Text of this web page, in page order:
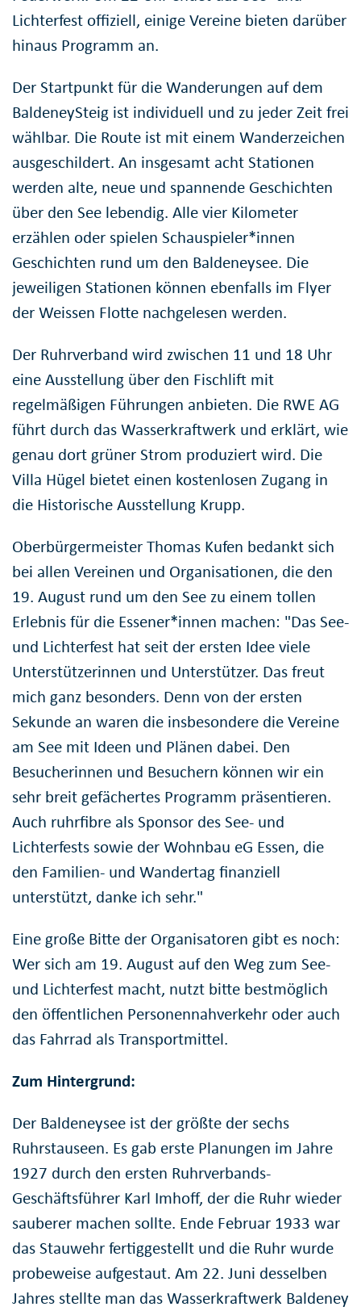
Lichterfest offiziell, einige Vereine bieten darüber
hinaus Programm an.
Der Startpunkt für die Wanderungen auf dem
BaldeneySteig ist individuell und zu jeder Zeit frei
wählbar. Die Route ist mit einem Wanderzeichen
ausgeschildert. An insgesamt acht Stationen
werden alte, neue und spannende Geschichten
über den See lebendig. Alle vier Kilometer
erzählen oder spielen Schauspieler*innen
Geschichten rund um den Baldeneysee. Die
jeweiligen Stationen können ebenfalls im Flyer
der Weissen Flotte nachgelesen werden.
Der Ruhrverband wird zwischen 11 und 18 Uhr
eine Ausstellung über den Fischlift mit
regelmäßigen Führungen anbieten. Die RWE AG
führt durch das Wasserkraftwerk und erklärt, wie
genau dort grüner Strom produziert wird. Die
Villa Hügel bietet einen kostenlosen Zugang in
die Historische Ausstellung Krupp.
Oberbürgermeister Thomas Kufen bedankt sich
bei allen Vereinen und Organisationen, die den
19. August rund um den See zu einem tollen
Erlebnis für die Essener*innen machen: "Das See-
und Lichterfest hat seit der ersten Idee viele
Unterstützerinnen und Unterstützer. Das freut
mich ganz besonders. Denn von der ersten
Sekunde an waren die insbesondere die Vereine
am See mit Ideen und Plänen dabei. Den
Besucherinnen und Besuchern können wir ein
sehr breit gefächertes Programm präsentieren.
Auch ruhrfibre als Sponsor des See- und
Lichterfests sowie der Wohnbau eG Essen, die
den Familien- und Wandertag finanziell
unterstützt, danke ich sehr."
Eine große Bitte der Organisatoren gibt es noch:
Wer sich am 19. August auf den Weg zum See-
und Lichterfest macht, nutzt bitte bestmöglich
den öffentlichen Personennahverkehr oder auch
das Fahrrad als Transportmittel.
Zum Hintergrund:
Der Baldeneysee ist der größte der sechs
Ruhrstauseen. Es gab erste Planungen im Jahre
1927 durch den ersten Ruhrverbands-
Geschäftsführer Karl Imhoff, der die Ruhr wieder
sauberer machen sollte. Ende Februar 1933 war
das Stauwehr fertiggestellt und die Ruhr wurde
probeweise aufgestaut. Am 22. Juni desselben
Jahres stellte man das Wasserkraftwerk Baldeney